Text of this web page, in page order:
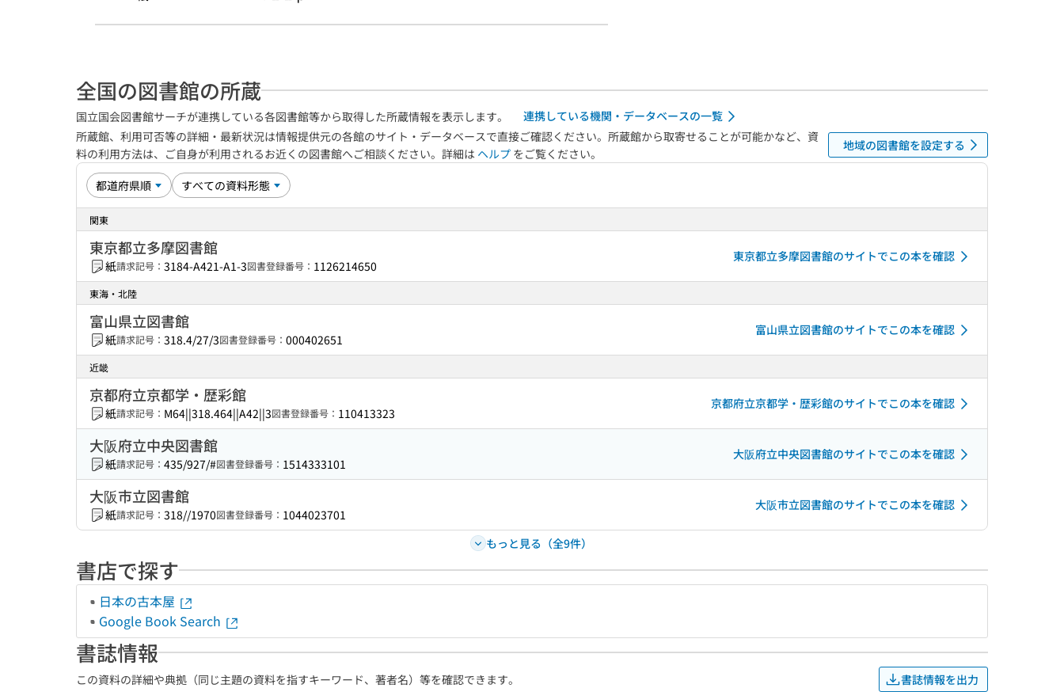
全国の図書館の所蔵
国立国会図書館サーチが連携している各図書館等から取得した所蔵情報を表示します。
連携している機関・データベースの一覧
所蔵館、利用可否等の詳細・最新状況は情報提供元の各館のサイト・データベースで直接ご確認ください。所蔵館から取寄せることが可能かなど、資
料の利用方法は、ご自身が利用されるお近くの図書館へご相談ください。詳細は ヘルプ をご覧ください。
地域の図書館を設定する
関東
東京都立多摩図書館
紙請求記号： 3184-A421-A1-3図書登録番号： 1126214650
東京都立多摩図書館のサイトでこの本を確認
東海・北陸
富山県立図書館
紙請求記号： 318.4/27/3図書登録番号： 000402651
富山県立図書館のサイトでこの本を確認
近畿
京都府立京都学・歴彩館
紙請求記号： M64||318.464||A42||3図書登録番号： 110413323
京都府立京都学・歴彩館のサイトでこの本を確認
大阪府立中央図書館
紙請求記号： 435/927/#図書登録番号： 1514333101
大阪府立中央図書館のサイトでこの本を確認
大阪市立図書館
紙請求記号： 318//1970図書登録番号： 1044023701
大阪市立図書館のサイトでこの本を確認
もっと見る（全9件）
書店で探す
日本の古本屋
Google Book Search
書誌情報
この資料の詳細や典拠（同じ主題の資料を指すキーワード、著者名）等を確認できます。 書誌情報を出力